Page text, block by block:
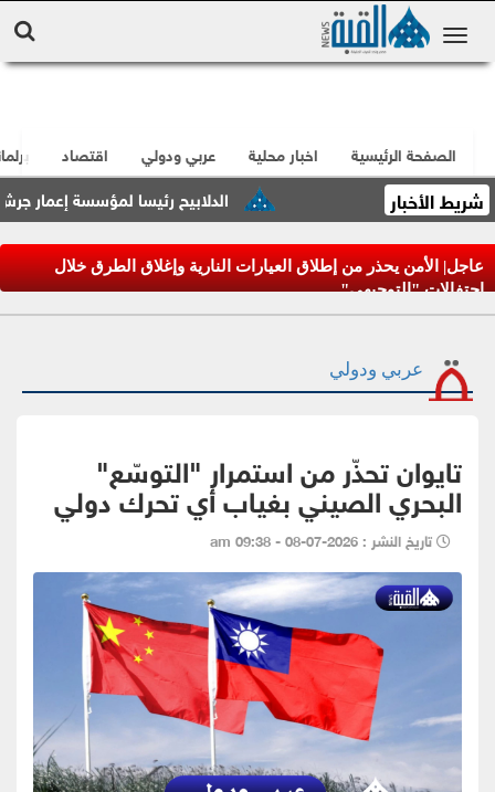
الصفحة الرئيسية اخبار محلية عربي ودولي اقتصاد
شريط الأخبار الدلابيح رئيسا لمؤسسة إعمار جرش
عاجل| الأمن يحذر من إطلاق العيارات النارية وإغلاق الطرق خلال
احتفالات "التوجيهي"
عربي ودولي
تايوان تحذّر من استمرار "التوسّع"
البحري الصيني بغياب أي تحرك دولي
تاريخ النشر : 2026-07-08 - 09:38 am